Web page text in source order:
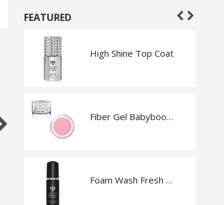
FEATURED
High Shine Top Coat
Fiber Gel Babyboomer Pink
Foam Wash Fresh Melon